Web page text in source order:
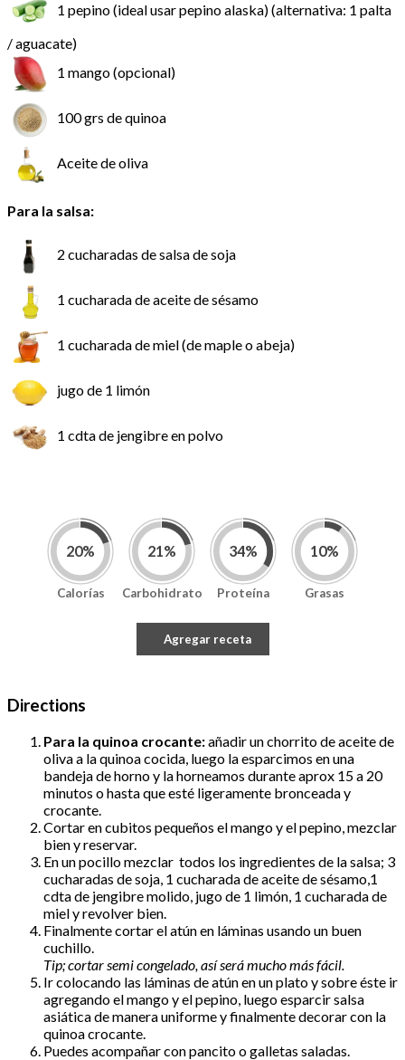
1 pepino (ideal usar pepino alaska) (alternativa: 1 palta
/ aguacate)
1 mango (opcional)
100 grs de quinoa
Aceite de oliva
Para la salsa:
2 cucharadas de salsa de soja
1 cucharada de aceite de sésamo
1 cucharada de miel (de maple o abeja)
jugo de 1 limón
1 cdta de jengibre en polvo
20%
Calorías
21%
Carbohidrato
34%
Proteína
10%
Grasas
Calorías 394/2000kcal
Carbohidrato
52/250gr
Agregar receta
Directions
Para la quinoa crocante:añadir un chorrito de aceite de
oliva a la quinoa cocida, luego la esparcimos en una
bandeja de horno y la horneamos durante aprox 15 a 20
minutos o hasta que esté ligeramente bronceada y
crocante.
Cortar en cubitos pequeños el mango y el pepino, mezclar
bien y reservar.
En un pocillo mezclar todos los ingredientes de la salsa; 3
cucharadas de soja, 1 cucharada de aceite de sésamo,1
cdta de jengibre molido, jugo de 1 limón, 1 cucharada de
miel y revolver bien.
Finalmente cortar el atún en láminas usando un buen
cuchillo.
Tip; cortar semi congelado, así será mucho más fácil.
Ir colocando las láminas de atún en un plato y sobre éste ir
agregando el mango y el pepino, luego esparcir salsa
asiática de manera uniforme y finalmente decorar con la
quinoa crocante.
Puedes acompañar con pancito o galletas saladas.